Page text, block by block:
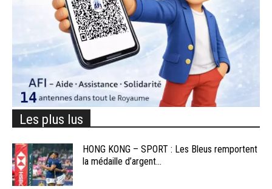
Les plus lus
HONG KONG – SPORT : Les Bleus remportent
la médaille d’argent...